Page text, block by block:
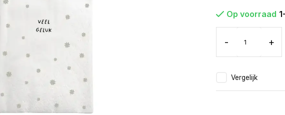
Op voorraad
- +
Vergelijk